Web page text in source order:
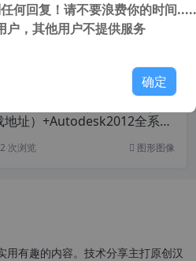
地址）+Autodesk2012全系列
次浏览 图形图像
用有趣的内容。技术分享主打原创汉
何回复！请不要浪费你的时间
户，其他用户不提供服务
确定